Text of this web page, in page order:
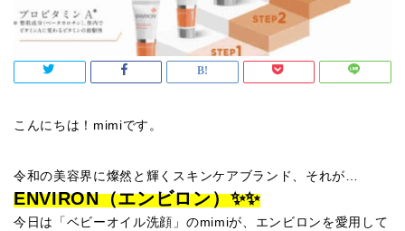
こんにちは！mimiです。
令和の美容界に燦然と輝くスキンケアブランド、それが…
ENVIRON（エンビロン）✨✨
今日は「ベビーオイル洗顔」のmimiが、エンビロンを愛用して